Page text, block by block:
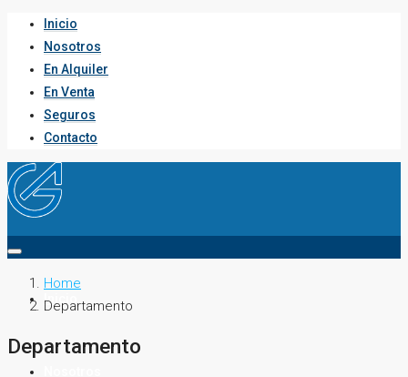
Inicio
Nosotros
En Alquiler
En Venta
Seguros
Contacto
Inicio
Home
Departamento
Departamento